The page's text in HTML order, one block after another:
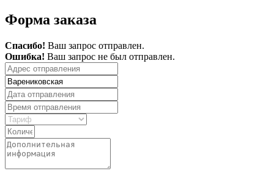
Форма заказа
Спасибо! Ваш запрос отправлен.
Ошибка! Ваш запрос не был отправлен.